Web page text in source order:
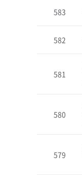
583
582
581
580
579